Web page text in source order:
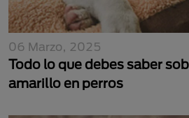
06 Marzo, 2025
Todo lo que debes saber
amarillo en perros